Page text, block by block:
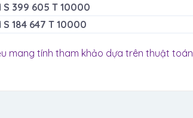
S 399 605 T 10000
S 184 647 T 10000
mang tính tham khảo dựa trên thuật toán